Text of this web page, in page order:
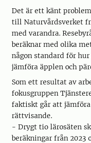
Det är ett känt
till Naturvårdsverket
med varandra.
beräknar med olika
någon standard för
jämföra äpplen och
Som ett resultat av
fokusgruppen
faktiskt går att
rättvisande.
- Drygt tio lärosäten
beräkningar från 2023